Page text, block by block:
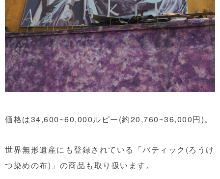
価格は34,600~60,000ルピー(約20,760~36,000円)。
世界無形遺産にも登録されている「バティック(ろうけ
つ染めの布)」の商品も取り扱います。